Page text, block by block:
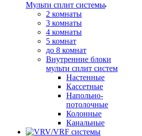
Мульти сплит системы
2 комнаты
3 комнаты
4 комнаты
5 комнат
до 8 комнат
Внутренние блоки
мульти сплит систем
Настенные
Кассетные
Напольно-
потолочные
Колонные
Канальные